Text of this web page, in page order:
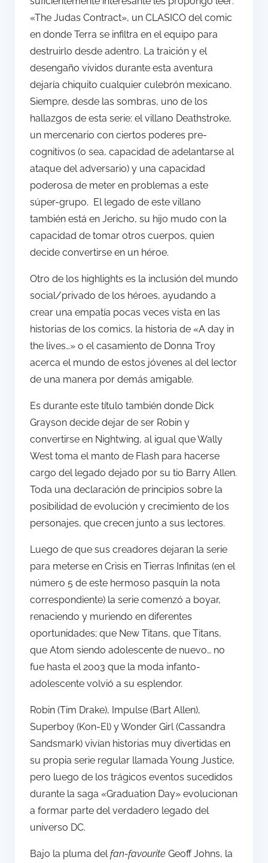
«The Judas Contract», un CLASICO del comic
en donde Terra se infiltra en el equipo para
destruirlo desde adentro. La traición y el
desengaño vividos durante esta aventura
dejaría chiquito cualquier culebrón mexicano.
Siempre, desde las sombras, uno de los
hallazgos de esta serie: el villano Deathstroke,
un mercenario con ciertos poderes pre-
cognitivos (o sea, capacidad de adelantarse al
ataque del adversario) y una capacidad
poderosa de meter en problemas a este
súper-grupo. El legado de este villano
también está en Jericho, su hijo mudo con la
capacidad de tomar otros cuerpos, quien
decide convertirse en un héroe.
Otro de los highlights es la inclusión del mundo
social/privado de los héroes, ayudando a
crear una empatía pocas veces vista en las
historias de los comics, la historia de «A day in
the lives…» o el casamiento de Donna Troy
acerca el mundo de estos jóvenes al del lector
de una manera por demás amigable.
Es durante este título también donde Dick
Grayson decide dejar de ser Robin y
convertirse en Nightwing, al igual que Wally
West toma el manto de Flash para hacerse
cargo del legado dejado por su tio Barry Allen.
Toda una declaración de principios sobre la
posibilidad de evolución y crecimiento de los
personajes, que crecen junto a sus lectores.
Luego de que sus creadores dejaran la serie
para meterse en Crisis en Tierras Infinitas (en el
número 5 de este hermoso pasquín la nota
correspondiente) la serie comenzó a boyar,
renaciendo y muriendo en diferentes
oportunidades; que New Titans, que Titans,
que Atom siendo adolescente de nuevo… no
fue hasta el 2003 que la moda infanto-
adolescente volvió a su esplendor.
Robin (Tim Drake), Impulse (Bart Allen),
Superboy (Kon-El) y Wonder Girl (Cassandra
Sandsmark) vivían historias muy divertidas en
su propia serie regular llamada Young Justice,
pero luego de los trágicos eventos sucedidos
durante la saga «Graduation Day» evolucionan
a formar parte del verdadero legado del
universo DC.
Bajo la pluma delfan-favourite Geoff Johns, la